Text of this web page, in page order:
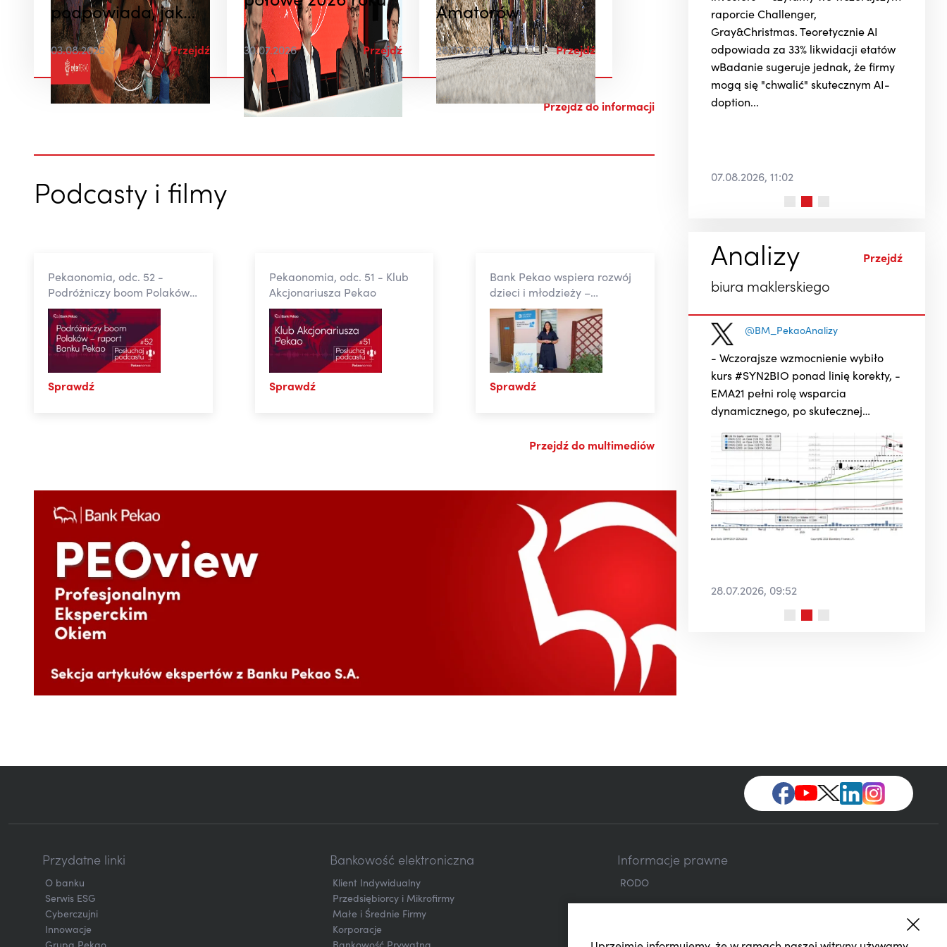
podpowiada, jak
nie dać się oszukać
podczas wakacji
03.08.2026 Przejdź 30.07.2026 Przejdź
Amatorów
28.07.2026 Przejdź
Przejdź do informacji
Podcasty i filmy
Pekaonomia, odc. 52 -
Podróżniczy boom Polaków -
raport Banku Pekao
Sprawdź
Pekaonomia, odc. 51 - Klub
Akcjonariusza Pekao
Sprawdź
Bank Pekao wspiera rozwój
dzieci i młodzieży –
powstało nowe Centrum
Specjalistyczne SOS w
Karlinie
Sprawdź
Przejdź do multimediów
rewizja za czerwiec Płaca
godzinowa +3,2% r/r nominalnie
prawdop. realny spadek płac.
Gołębie w Fed mają powody do
radości. ...
raporcie Challenger,
Gray&Christmas. Teoretycznie AI
odpowiada za 33% likwidacji etatów
wBadanie sugeruje jednak, że firmy
mogą się "chwalić" skutecznym AI-
doption...
07.08.2026, 11:02
Analizy Przejdź
biura maklerskiego
@BM_PekaoAnalizy
Nie wiem jak wam, ale mi ta
jeszcze bardziej. Po styczniowym
fundamentów (utrzymujący się
podaży...). ...
07.08.2026, 09:21
@BM_PekaoAnalizy
- Wczorajsze wzmocnienie wybiło
kurs #SYN2BIO ponad linię korekty, -
EMA21 pełni rolę wsparcia
dynamicznego, po skutecznej
obronie strefy 64 PLN, ale... -
...dopiero utrzymanie obecnych
poziomów do końca tygodnia
pozwoli myśleć o powrocie do trendu
głównego. ...
28.07.2026, 09:52
Przydatne linki
O banku
Serwis ESG
Cyberczujni
Innowacje
Bankowość elektroniczna
Klient Indywidualny
Przedsiębiorcy i Mikrofirmy
Małe i Średnie Firmy
Korporacje
Informacje prawne
RODO